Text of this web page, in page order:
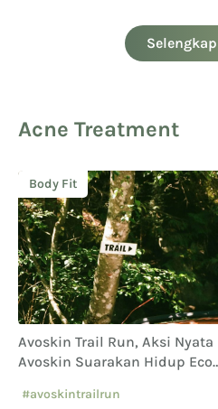
Acne Treatment
Body Fit
Avoskin Trail Run, Aksi Nyata
Avoskin Suarakan Hidup Eco
#avoskintrailrun